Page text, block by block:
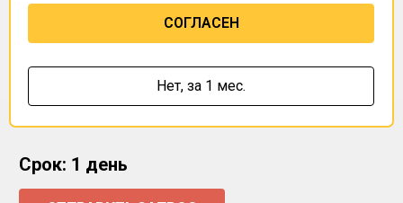
СОГЛАСЕН
Нет, за 1 мес.
Срок: 1 день